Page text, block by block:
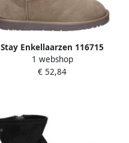
Stay Enkellaarzen 116715
1 webshop
€ 52,84